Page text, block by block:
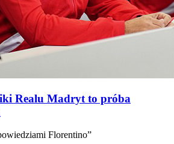
Realu Madryt to próba
Florentino”